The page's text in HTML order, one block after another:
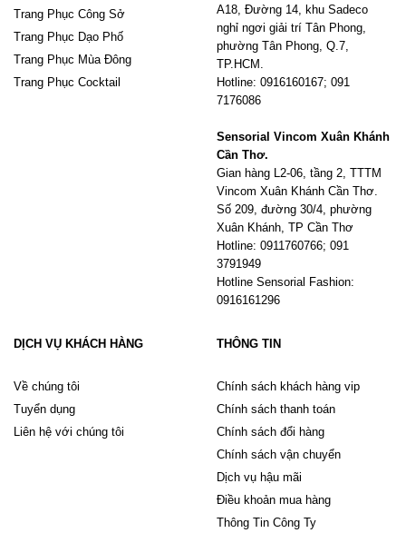
Trang Phục Công Sở
Trang Phục Dạo Phố
Trang Phục Mùa Đông
Trang Phục Cocktail
A18, Đường 14, khu Sadeco
nghỉ ngơi giải trí Tân Phong,
phường Tân Phong, Q.7,
TP.HCM.
Hotline: 0916160167; 091
7176086
Sensorial Vincom Xuân Khánh
Cần Thơ.
Gian hàng L2-06, tầng 2, TTTM
Vincom Xuân Khánh Cần Thơ.
Số 209, đường 30/4, phường
Xuân Khánh, TP Cần Thơ
Hotline: 0911760766; 091
3791949
Hotline Sensorial Fashion:
0916161296
DỊCH VỤ KHÁCH HÀNG
Về chúng tôi
Tuyển dụng
Liên hệ với chúng tôi
THÔNG TIN
Chính sách khách hàng vip
Chính sách thanh toán
Chính sách đổi hàng
Chính sách vận chuyển
Dịch vụ hậu mãi
Điều khoản mua hàng
Thông Tin Công Ty